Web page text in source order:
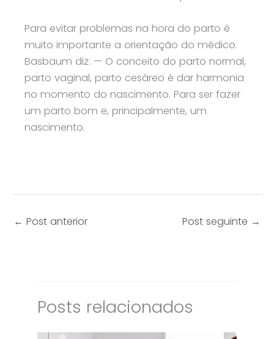
Para evitar problemas na hora do parto é
muito importante a orientação do médico.
Basbaum diz: — O conceito do parto normal,
parto vaginal, parto cesáreo é dar harmonia
no momento do nascimento. Para ser fazer
um parto bom e, principalmente, um
nascimento.
← Post anterior Post seguinte →
Posts relacionados